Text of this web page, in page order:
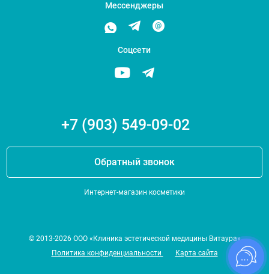
Мессенджеры
Соцсети
+7 (903) 549-09-02
Обратный звонок
Интернет-магазин косметики
© 2013-2026 ООО «Клиника эстетической медицины Витаура»
Политика конфиденциальности
Карта сайта